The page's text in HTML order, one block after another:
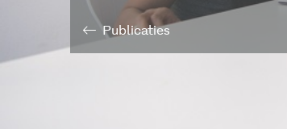
Publicaties